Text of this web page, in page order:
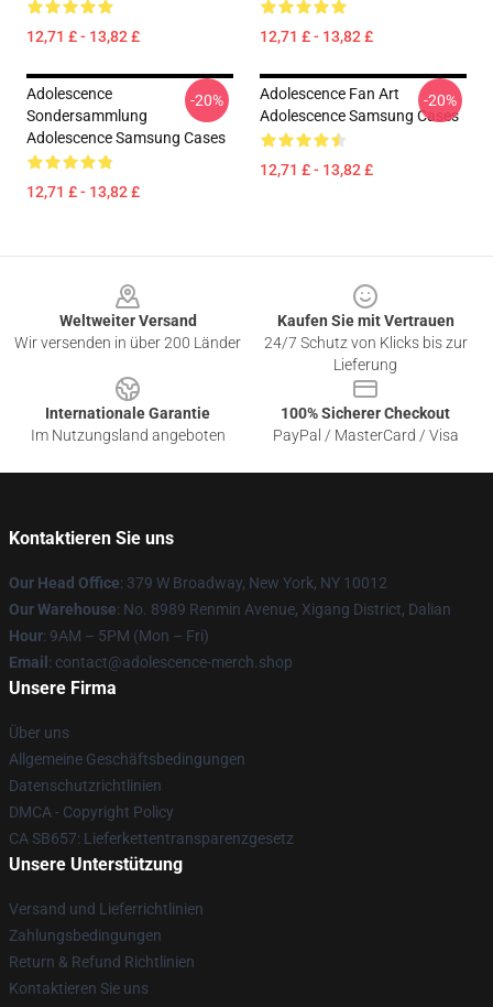
12,71 £ - 13,82 £ 12,71 £ - 13,82 £
Adolescence
Sondersammlung
Adolescence Samsung Cases
12,71 £ - 13,82 £
-20%
Adolescence Fan Art
Adolescence Samsung Cases
12,71 £ - 13,82 £
-20%
Weltweiter Versand
Wir versenden in über 200 Länder
Kaufen Sie mit Vertrauen
24/7 Schutz von Klicks bis zur
Lieferung
Internationale Garantie
Im Nutzungsland angeboten
100% Sicherer Checkout
PayPal / MasterCard / Visa
Kontaktieren Sie uns
Our Head Office: 379 W Broadway, New York, NY 10012
Our Warehouse: No. 8989 Renmin Avenue, Xigang District, Dalian
Hour: 9AM – 5PM (Mon – Fri)
Email : contact@adolescence-merch.shop
Unsere Firma
Über uns
Allgemeine Geschäftsbedingungen
Datenschutzrichtlinien
DMCA - Copyright Policy
CA SB657: Lieferkettentransparenzgesetz
Unsere Unterstützung
Versand und Lieferrichtlinien
Zahlungsbedingungen
Return & Refund Richtlinien
Kontaktieren Sie uns